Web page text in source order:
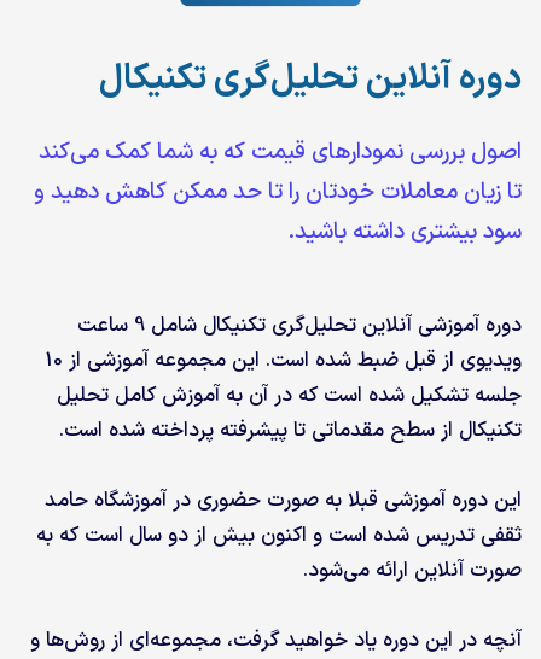
دوره آنلاین تحلیل‌گری تکنیکال
اصول بررسی نمودارهای قیمت که به شما کمک می‌کند
تا زیان معاملات خودتان را تا حد ممکن کاهش دهید و
سود بیشتری داشته باشید.
دوره آموزشی آنلاین تحلیل‌گری تکنیکال شامل 9 ساعت
ویدیوی از قبل ضبط شده است. این مجموعه آموزشی از 10
جلسه تشکیل شده است که در آن به آموزش کامل تحلیل
تکنیکال از سطح مقدماتی تا پیشرفته پرداخته شده است.
این دوره آموزشی قبلا به صورت حضوری در آموزشگاه حامد
ثقفی تدریس شده است و اکنون بیش از دو سال است که به
صورت آنلاین ارائه می‌شود.
آنچه در این دوره یاد خواهید گرفت، مجموعه‌ای از روش‌ها و